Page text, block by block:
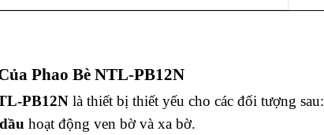
Phao Bè NTL-PB12N
PB12N là thiết bị thiết yếu cho các đối tượng sau:
hoạt động ven bờ và xa bờ.